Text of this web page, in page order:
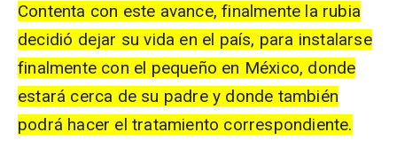
Contenta con este avance, finalmente la rubia
decidió dejar su vida en el país, para instalarse
finalmente con el pequeño en México, donde
estará cerca de su padre y donde también
podrá hacer el tratamiento correspondiente.